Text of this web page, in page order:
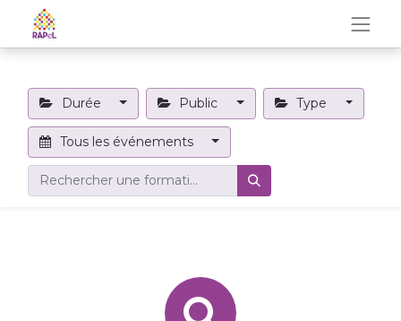
Durée Public Type
Tous les événements